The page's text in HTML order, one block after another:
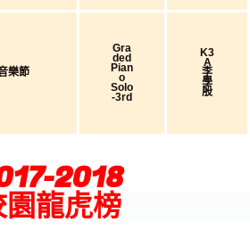
樂節
Gra
Ded
Pian
O
Solo
-3rd
K3
A
李
學
殷
2018
龍虎榜